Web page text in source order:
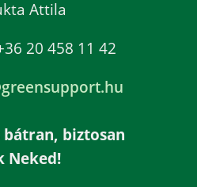
Attila
20 458 11 42
biztosan
Neked!